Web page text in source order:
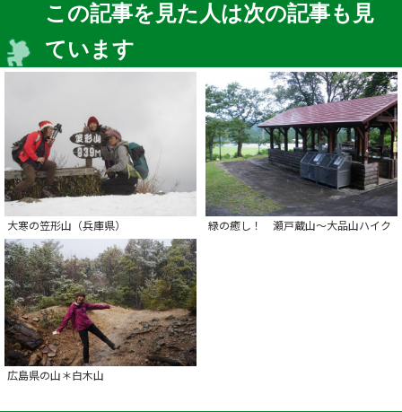
この記事を見た人は次の記事も見
ています
大寒の笠形山（兵庫県） 緑の癒し！ 瀬戸蔵山～大品山ハイク
広島県の山＊白木山